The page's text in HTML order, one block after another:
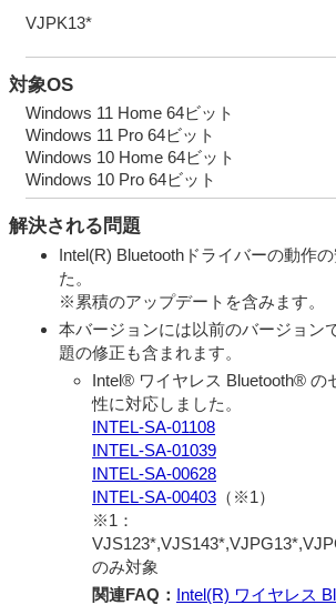
VJPK13*
対象OS
Windows 11 Home 64ビット
Windows 11 Pro 64ビット
Windows 10 Home 64ビット
Windows 10 Pro 64ビット
解決される問題
Intel(R) Bluetoothドライバーの動作
た。
※累積のアップデートを含みます。
本バージョンには以前のバージョン
題の修正も含まれます。
Intel® ワイヤレス Bluetooth® の
性に対応しました。
INTEL-SA-01108
INTEL-SA-01039
INTEL-SA-00628
INTEL-SA-00403 （※1）
※1：
のみ対象
関連FAQ： Intel(R) ワイヤレス